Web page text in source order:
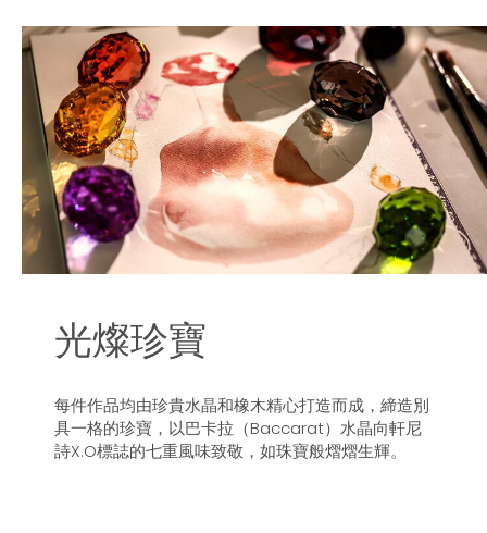
光燦珍寶
每件作品均由珍貴水晶和橡木精心打造而成，締造別
具一格的珍寶，以巴卡拉（Baccarat）水晶向軒尼
詩X.O標誌的七重風味致敬，如珠寶般熠熠生輝。